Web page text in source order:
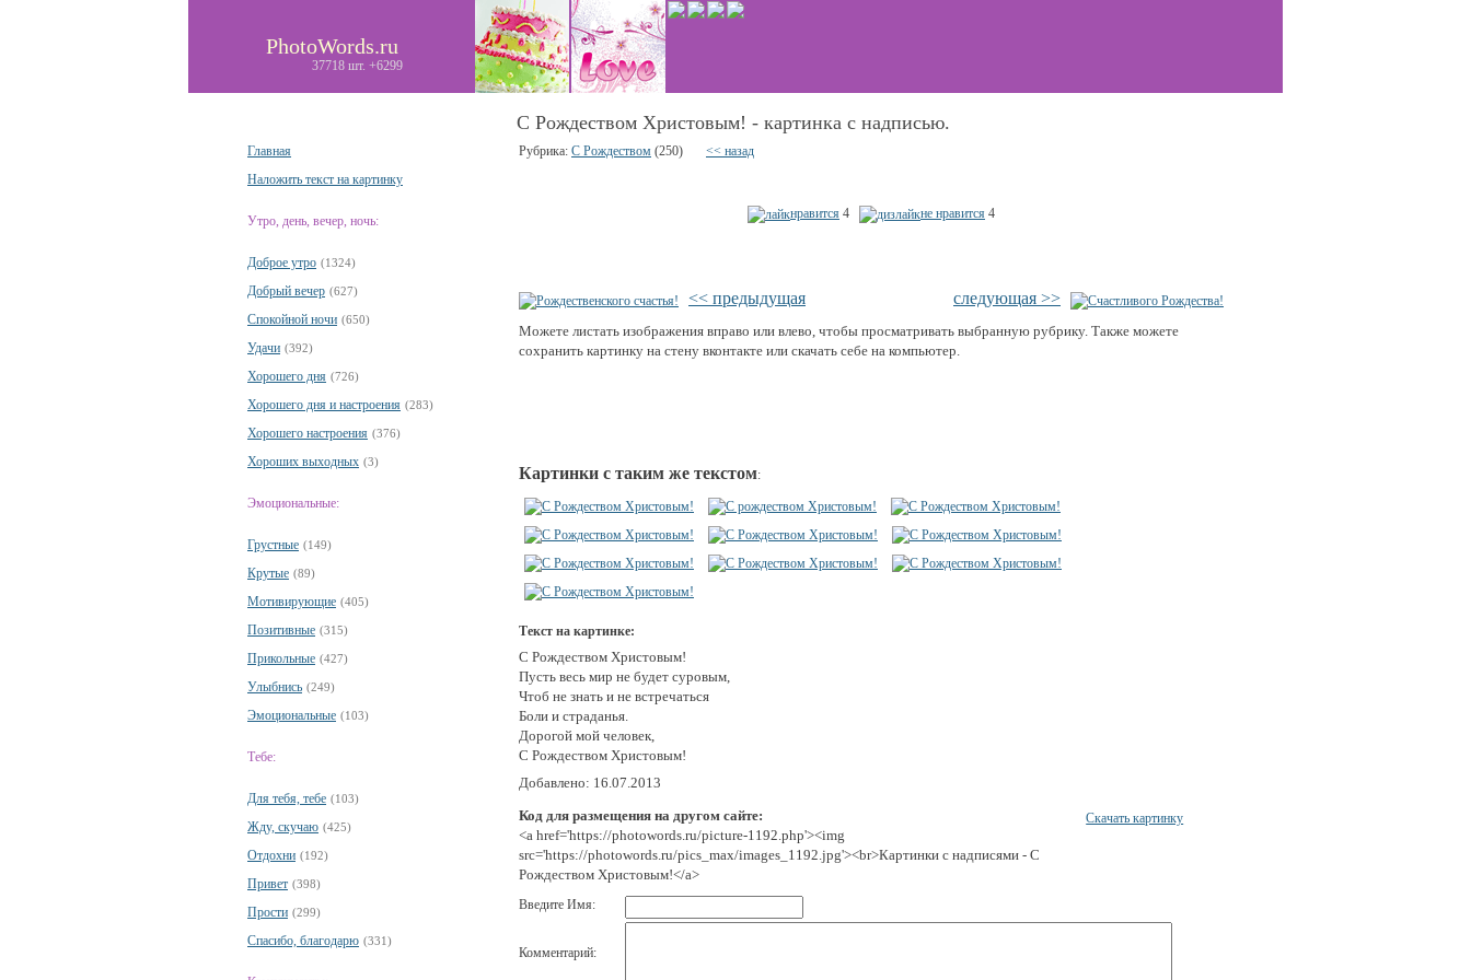
PhotoWords.ru
37718 шт. +6299
Главная
Наложить текст на картинку
Утро, день, вечер, ночь:
Доброе утро (1324)
Добрый вечер (627)
Спокойной ночи (650)
Удачи (392)
Хорошего дня (726)
Хорошего дня и настроения (283)
Хорошего настроения (376)
Хороших выходных (3)
Эмоциональные:
Грустные (149)
Крутые (89)
Мотивирующие (405)
Позитивные (315)
Прикольные (427)
Улыбнись (249)
Эмоциональные (103)
Тебе:
Для тебя, тебе (103)
Жду, скучаю (425)
Отдохни (192)
Привет (398)
Прости (299)
Спасибо, благодарю (331)
С Рождеством Христовым! - картинка с надписью.
Рубрика: С Рождеством (250) << назад
нравится 4 не нравится 4
<< предыдущая следующая >>
Можете листать изображения вправо или влево, чтобы просматривать выбранную рубрику. Также можете
сохранить картинку на стену вконтакте или скачать себе на компьютер.
Картинки с таким же текстом:
Текст на картинке:
С Рождеством Христовым!
Пусть весь мир не будет суровым,
Чтоб не знать и не встречаться
Боли и страданья.
Дорогой мой человек,
С Рождеством Христовым!
Добавлено: 16.07.2013
Код для размещения на другом сайте:
<a href='https://photowords.ru/picture-1192.php'><img
src='https://photowords.ru/pics_max/images_1192.jpg'><br>Картинки с надписями - С
Рождеством Христовым!</a>
Скачать картинку
Введите Имя:
Комментарий: